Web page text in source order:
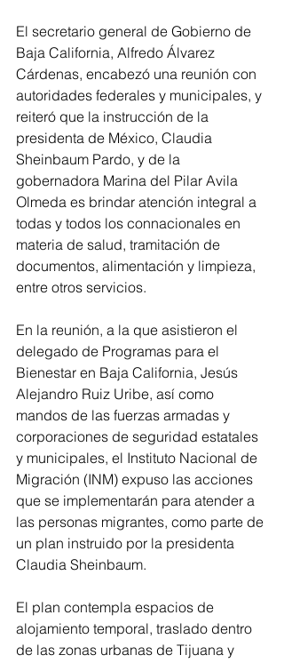
El secretario general de Gobierno de
Baja California, Alfredo Álvarez
Cárdenas, encabezó una reunión con
autoridades federales y municipales, y
reiteró que la instrucción de la
presidenta de México, Claudia
Sheinbaum Pardo, y de la
gobernadora Marina del Pilar Avila
Olmeda es brindar atención integral a
todas y todos los connacionales en
materia de salud, tramitación de
documentos, alimentación y limpieza,
entre otros servicios.
En la reunión, a la que asistieron el
delegado de Programas para el
Bienestar en Baja California, Jesús
Alejandro Ruiz Uribe, así como
mandos de las fuerzas armadas y
corporaciones de seguridad estatales
y municipales, el Instituto Nacional de
Migración (INM) expuso las acciones
que se implementarán para atender a
las personas migrantes, como parte de
un plan instruido por la presidenta
Claudia Sheinbaum.
El plan contempla espacios de
alojamiento temporal, traslado dentro
de las zonas urbanas de Tijuana y